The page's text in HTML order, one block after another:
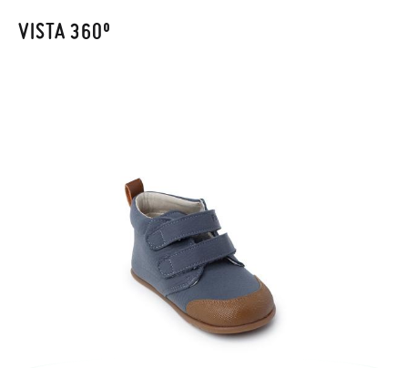
recogeremos la primera, sin gastos, en unos pocos días!
VISTA 360º